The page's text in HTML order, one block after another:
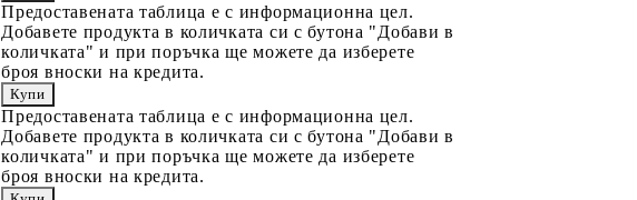
Предоставената таблица е с информационна цел.
Добавете продукта в количката си с бутона "Добави в
количката" и при поръчка ще можете да изберете
броя вноски на кредита.
Предоставената таблица е с информационна цел.
Добавете продукта в количката си с бутона "Добави в
количката" и при поръчка ще можете да изберете
броя вноски на кредита.